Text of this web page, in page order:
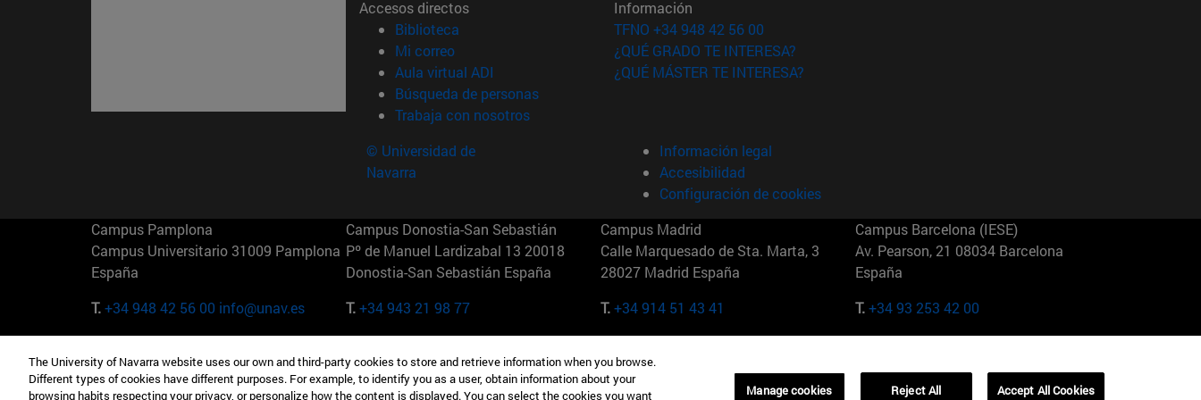
Accesos directos
Biblioteca (abre en nueva ventana)
Mi correo(abre en nueva ventana)
Aula virtual ADI (abre en nueva ventana)
Búsqueda de personas(abre en nueva ventana)
Trabaja con nosotros(abre en nueva ventana)
Información
TFNO +34 948 42 56 00
¿QUÉ GRADO TE INTERESA?
¿QUÉ MÁSTER TE INTERESA?
© Universidad de
Navarra
Información legal
Accesibilidad
Configuración de cookies
Campus Pamplona
Campus Universitario 31009 Pamplona
España
T.+34 948 42 56 00 info@unav.es
Campus Donostia-San Sebastián
Pº de Manuel Lardizabal 13 20018
Donostia-San Sebastián España
T.+34 943 21 98 77
Campus Madrid
Calle Marquesado de Sta. Marta, 3
28027 Madrid España
T.+34 914 51 43 41
Campus Barcelona (IESE)
Av. Pearson, 21 08034 Barcelona
España
T.+34 93 253 42 00
Camino del Cerro Águila 3 28023
Madrid España
165 W 57th St 10019-2201 Nueva York
EE.UU
Maria-Theresia-Straße 15 81675
Múnich Alemania
01321001 Bela Vista Brasil
The University of Navarra website uses our own and third-party cookies to store and retrieve information when you browse.
Different types of cookies have different purposes. For example, to identify you as a user, obtain information about your
browsing habits respecting your privacy, or personalize how the content is displayed. You can select the cookies you want
Manage cookies Reject All Accept All Cookies